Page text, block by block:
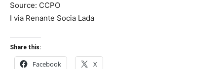
Source: CCPO
I via Renante Socia Lada
Share this:
Facebook X